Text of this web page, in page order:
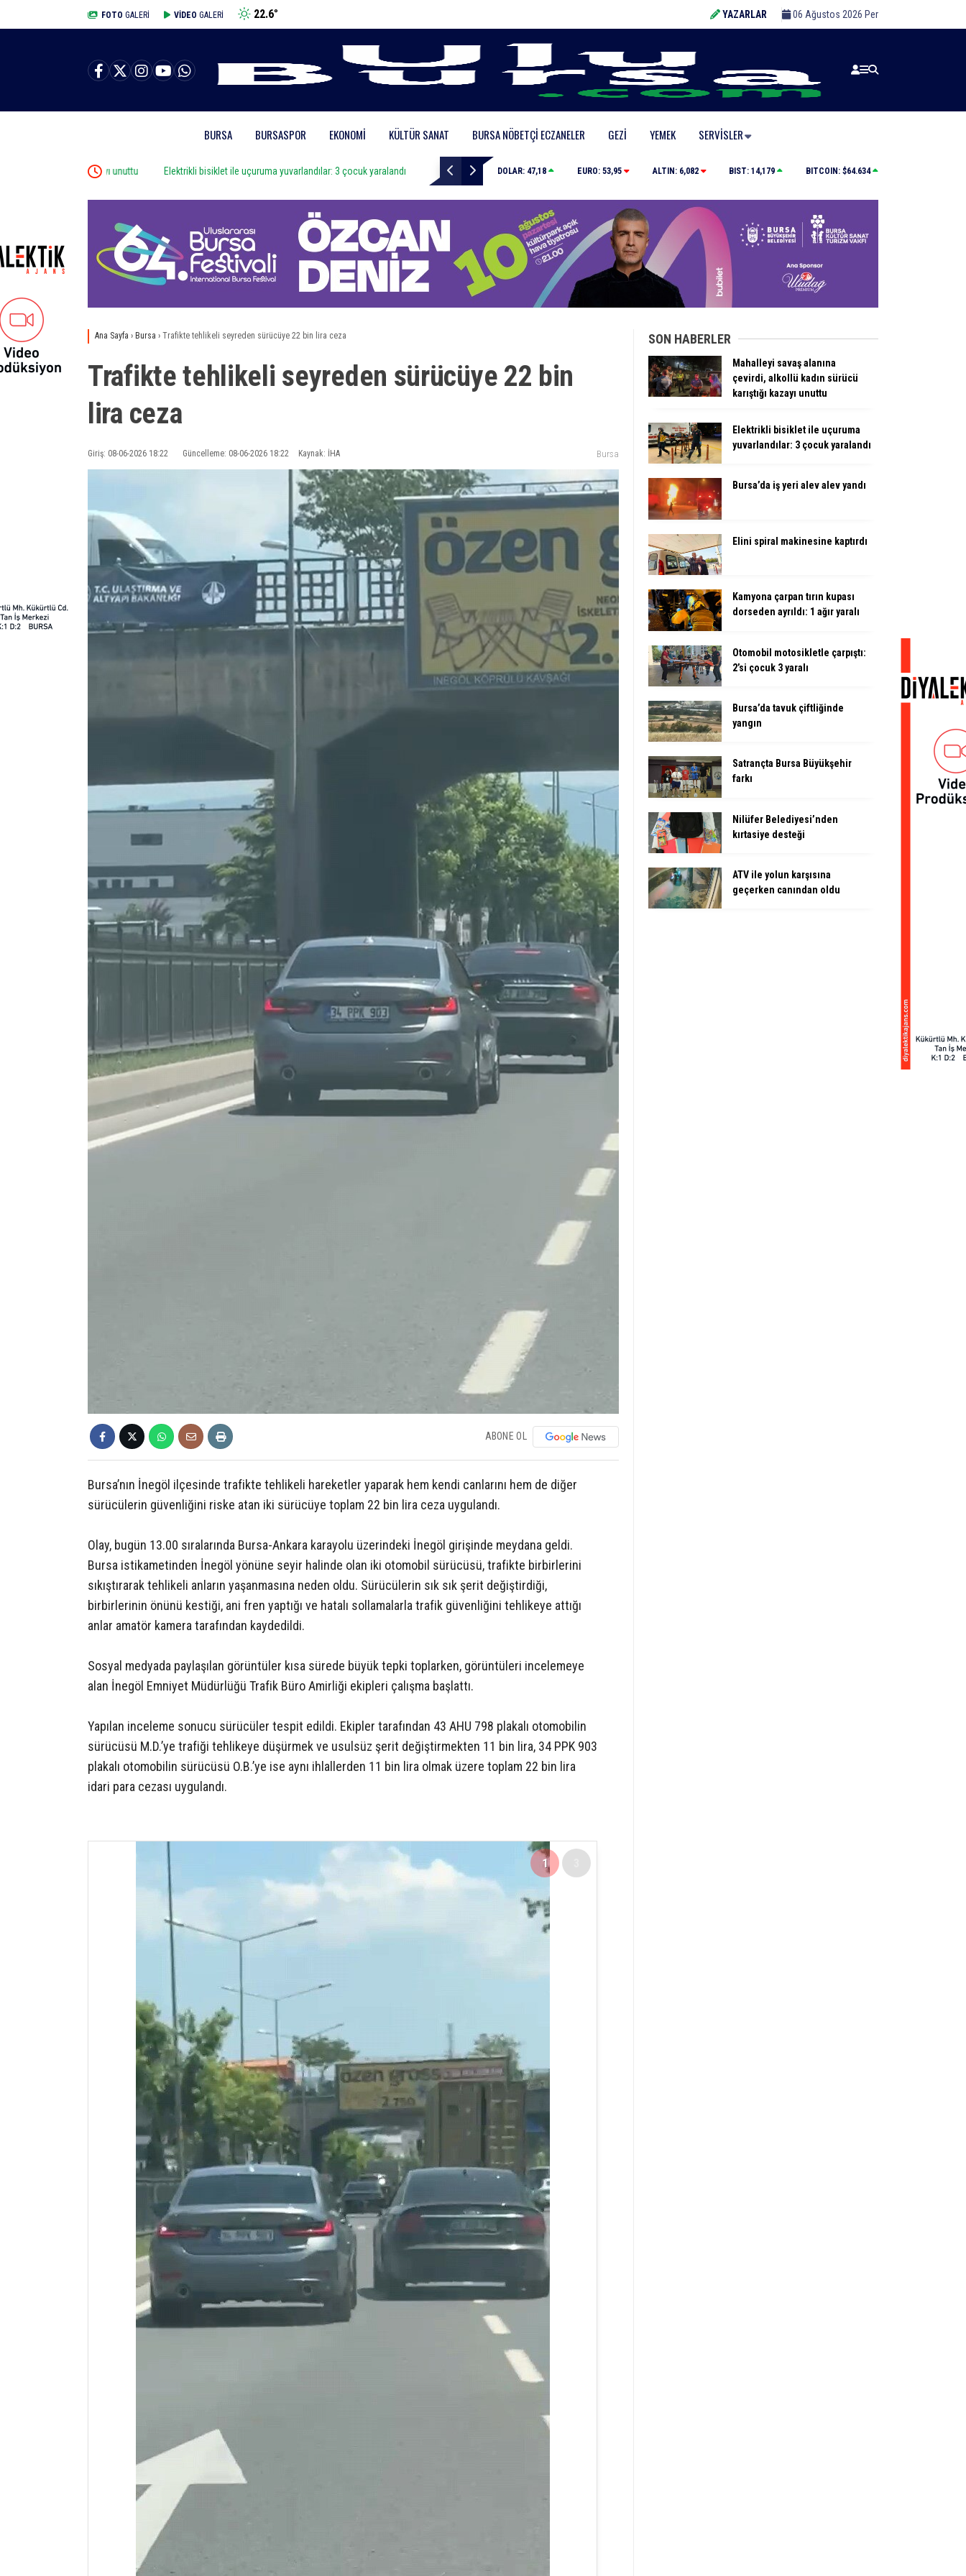
FOTO GALERİ VİDEO GALERİ 22.6° YAZARLAR 06 Ağustos 2026 Per
BURSA BURSASPOR EKONOMI KÜLTÜR SANAT BURSA NÖBETÇI ECZANELER GEZI YEMEK SERVISLER
Elektrikli bisiklet ile uçuruma yuvarlandılar: 3 çocuk yaralandı Bursa’da iş yeri alev alev yandı Elini spiral makinesine kaptırdı
DOLAR: 47,18 EURO: 53,95 ALTIN: 6,082 BIST: 14,179 BITCOIN: $64.634
Ana Sayfa › Bursa › Trafikte tehlikeli seyreden sürücüye 22 bin lira ceza
Trafikte tehlikeli seyreden sürücüye 22 bin
lira ceza
Giriş: 08-06-2026 18:22 Güncelleme: 08-06-2026 18:22 Kaynak: İHA Bursa
ABONE OL
Bursa’nın İnegöl ilçesinde trafikte tehlikeli hareketler yaparak hem kendi canlarını hem de diğer
sürücülerin güvenliğini riske atan iki sürücüye toplam 22 bin lira ceza uygulandı.
Olay, bugün 13.00 sıralarında Bursa-Ankara karayolu üzerindeki İnegöl girişinde meydana geldi.
Bursa istikametinden İnegöl yönüne seyir halinde olan iki otomobil sürücüsü, trafikte birbirlerini
sıkıştırarak tehlikeli anların yaşanmasına neden oldu. Sürücülerin sık sık şerit değiştirdiği,
birbirlerinin önünü kestiği, ani fren yaptığı ve hatalı sollamalarla trafik güvenliğini tehlikeye attığı
anlar amatör kamera tarafından kaydedildi.
Sosyal medyada paylaşılan görüntüler kısa sürede büyük tepki toplarken, görüntüleri incelemeye
alan İnegöl Emniyet Müdürlüğü Trafik Büro Amirliği ekipleri çalışma başlattı.
Yapılan inceleme sonucu sürücüler tespit edildi. Ekipler tarafından 43 AHU 798 plakalı otomobilin
sürücüsü M.D.’ye trafiği tehlikeye düşürmek ve usulsüz şerit değiştirmekten 11 bin lira, 34 PPK 903
plakalı otomobilin sürücüsü O.B.’ye ise aynı ihlallerden 11 bin lira olmak üzere toplam 22 bin lira
idari para cezası uygulandı.
1
SON HABERLER
Mahalleyi savaş alanına
çevirdi, alkollü kadın sürücü
karıştığı kazayı unuttu
Elektrikli bisiklet ile uçuruma
yuvarlandılar: 3 çocuk yaralandı
Bursa’da iş yeri alev alev yandı
Elini spiral makinesine kaptırdı
Kamyona çarpan tırın kupası
dorseden ayrıldı: 1 ağır yaralı
Otomobil motosikletle çarpıştı:
2’si çocuk 3 yaralı
Bursa’da tavuk çiftliğinde
yangın
Satrançta Bursa Büyükşehir
farkı
Nilüfer Belediyesi’nden
kırtasiye desteği
ATV ile yolun karşısına
geçerken canından oldu